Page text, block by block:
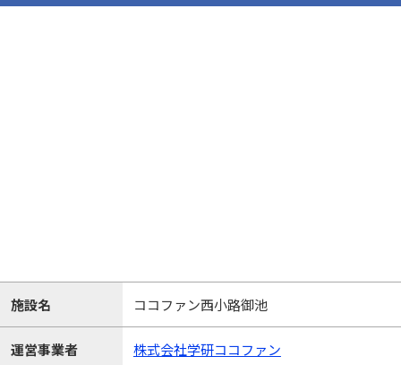
施設名 ココファン西小路御池
運営事業者 株式会社学研ココファン